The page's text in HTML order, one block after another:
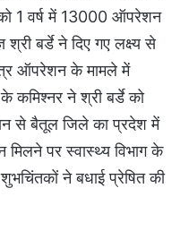
1 वर्ष में 13000 ऑपरेशन
बर्डे ने दिए गए लक्ष्य से
ऑपरेशन के मामले में
कमिश्नर ने श्री बर्डे को
से बैतूल जिले का प्रदेश में
मिलने पर स्वास्थ्य विभाग के
ने बधाई प्रेषित की